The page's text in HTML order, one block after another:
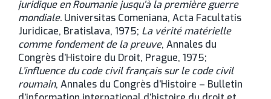
juridique en Roumanie jusqu’à la première guerre
mondiale. Universitas Comeniana, Acta Facultatis
Juridicae, Bratislava, 1975; La vérité matérielle
comme fondement de la preuve, Annales du
Congrès d’Histoire du Droit, Prague, 1975;
L’influence du code civil français sur le code civil
roumain, Annales du Congrès d’Histoire – Bulletin